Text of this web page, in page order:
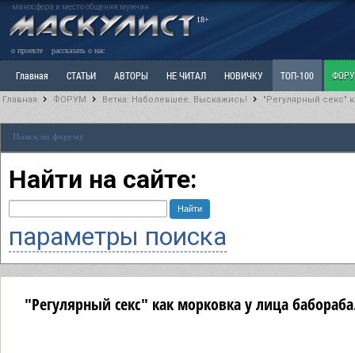
маносфера и место общения мужчин
18+
о проекте рассказать о нас
Главная СТАТЬИ АВТОРЫ НЕ ЧИТАЛ НОВИЧКУ ТОП-100
Ветка: Наболевшее. Выскажись!
РАЗДЕЛ: Разное
Главная ФОРУМ Ветка: Наболевшее. Выскажись! "Регулярный секс"
Поиск по форуму
Найти на сайте:
параметры поиска
"Регулярный секс" как морковка у лица